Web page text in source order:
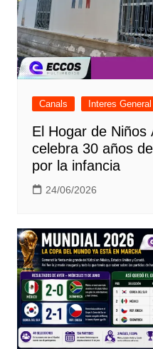
Canals Interes General
El Hogar de Niños
celebra 30 años
por la infancia
24/06/2026